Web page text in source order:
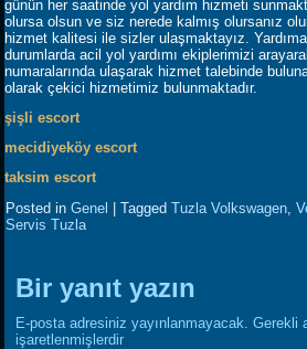
günün her saatinde yol yardım hizmeti
olursa olsun ve siz nerede kalmış olursanız
hizmet kalitesi ile sizler ulaşmaktayız.
durumlarda acil yol yardımı ekiplerimizi
numaralarında ulaşarak hizmet talebinde
olarak çekici hizmetimiz bulunmaktadır.
şişli escort
mecidiyeköy escort
taksim escort
Posted in Genel |Tagged Tuzla Volkswagen ,
Servis Tuzla
Bir yanıt yazın
E-posta adresiniz yayınlanmayacak. Gerekli
işaretlenmişlerdir